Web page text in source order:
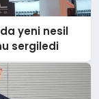
yeni nesil
sergiledi